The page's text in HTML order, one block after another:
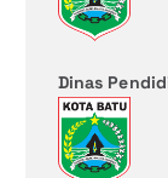
Dinas